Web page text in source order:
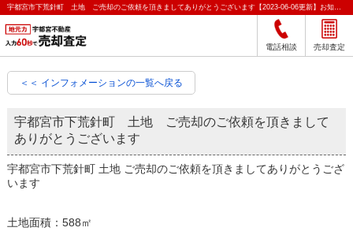
宇都宮市下荒針町 土地 ご売却のご依頼を頂きましてありがとうございます【2023-06-06更新】お知らせ｜宇都宮市の不動産をクイック売却査定｜宇都宮不動産
電話相談 売却査定
＜＜ インフォメーションの一覧へ戻る
宇都宮市下荒針町 土地 ご売却のご依頼を頂きまして
ありがとうございます
宇都宮市下荒針町 土地 ご売却のご依頼を頂きましてありがとうござ
います
土地面積：588㎡